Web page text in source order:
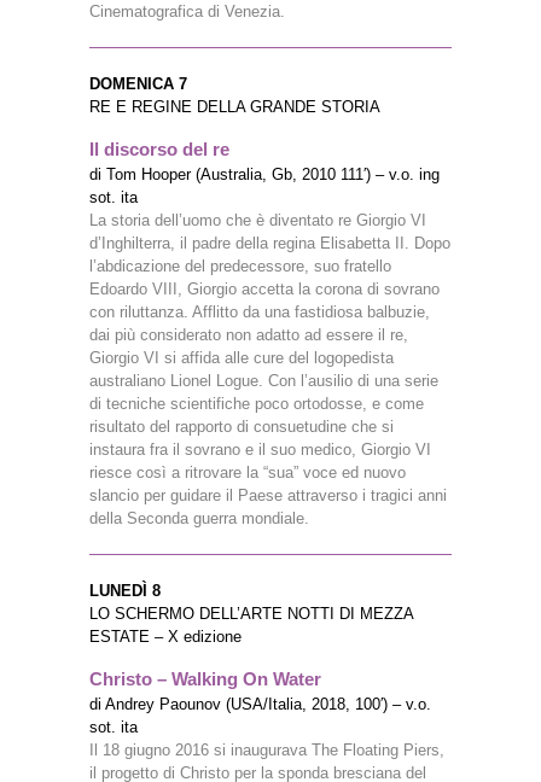
Cinematografica di Venezia.
DOMENICA 7
RE E REGINE DELLA GRANDE STORIA
Il discorso del re
di Tom Hooper (Australia, Gb, 2010 111′) – v.o. ing
sot. ita
La storia dell’uomo che è diventato re Giorgio VI
d’Inghilterra, il padre della regina Elisabetta II. Dopo
l’abdicazione del predecessore, suo fratello
Edoardo VIII, Giorgio accetta la corona di sovrano
con riluttanza. Afflitto da una fastidiosa balbuzie,
dai più considerato non adatto ad essere il re,
Giorgio VI si affida alle cure del logopedista
australiano Lionel Logue. Con l’ausilio di una serie
di tecniche scientifiche poco ortodosse, e come
risultato del rapporto di consuetudine che si
instaura fra il sovrano e il suo medico, Giorgio VI
riesce così a ritrovare la “sua” voce ed nuovo
slancio per guidare il Paese attraverso i tragici anni
della Seconda guerra mondiale.
LUNEDÌ 8
LO SCHERMO DELL’ARTE NOTTI DI MEZZA
ESTATE – X edizione
Christo – Walking On Water
di Andrey Paounov (USA/Italia, 2018, 100′) – v.o.
sot. ita
Il 18 giugno 2016 si inaugurava The Floating Piers,
il progetto di Christo per la sponda bresciana del